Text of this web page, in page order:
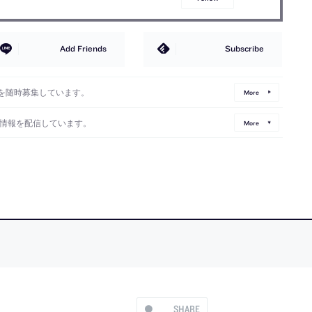
Add Friends Subscribe
時募集しています。 More
報を配信しています。 More
SHARE